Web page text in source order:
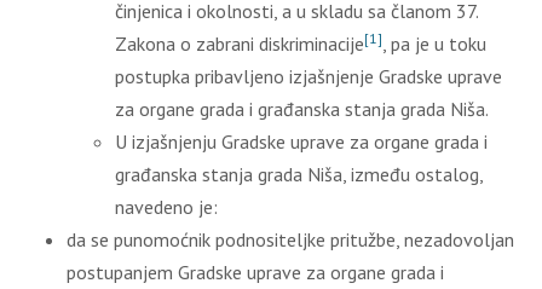
činjenica i okolnosti, a u skladu sa članom 37.
Zakona o zabrani diskriminacije[1], pa je u toku
postupka pribavljeno izjašnjenje Gradske uprave
za organe grada i građanska stanja grada Niša.
U izjašnjenju Gradske uprave za organe grada i
građanska stanja grada Niša, između ostalog,
navedeno je:
da se punomoćnik podnositeljke pritužbe, nezadovoljan
postupanjem Gradske uprave za organe grada i